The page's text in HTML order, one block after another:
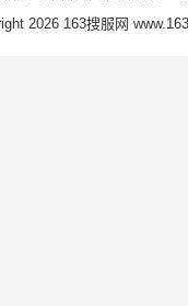
2026 163搜服网